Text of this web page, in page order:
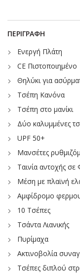
ΠΕΡΙΓΡΑΦΉ
Ενεργή Πλάτη
CE Πιστοποιημένο
Θηλύκι για
Τσέπη Κανόνα
Τσέπη στο μανίκι
Δύο καλυμμένες
UPF 50+
Μανσέτες
Ταινία αντοχής
Μέση με πλαϊνή
Αμφίδρομο
10 Τσέπες
Τσάντα Λιανικής
Πυρίμαχα
Ακτινοβολία
Τσέπες διπλού